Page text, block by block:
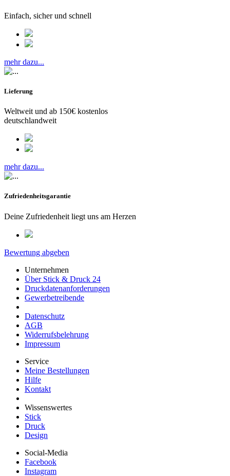
Einfach, sicher und schnell
mehr dazu...
Lieferung
Weltweit und ab 150€ kostenlos
deutschlandweit
mehr dazu...
Zufriedenheitsgarantie
Deine Zufriedenheit liegt uns am Herzen
Bewertung abgeben
Unternehmen
Über Stick & Druck 24
Druckdatenanforderungen
Gewerbetreibende
Datenschutz
AGB
Widerrufsbelehrung
Impressum
Service
Meine Bestellungen
Hilfe
Kontakt
Wissenswertes
Stick
Druck
Design
Social-Media
Facebook
Instagram